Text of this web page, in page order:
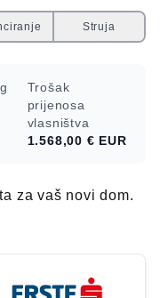
Struja
Trošak
prijenosa
vlasništva
1.568,00 € EUR
za vaš novi dom.